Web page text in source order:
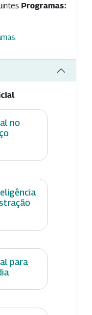
Programas:
no
para